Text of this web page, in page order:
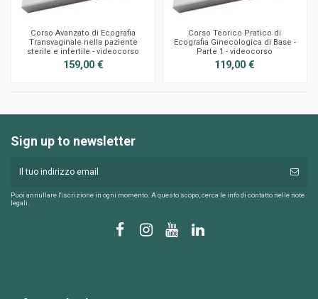
Corso Avanzato di Ecografia
Transvaginale nella paziente
sterile e infertile - videocorso
159,00 €
Corso Teorico Pratico di
Ecografia Ginecologica di Base -
Parte 1 - videocorso
119,00 €
Sign up to newsletter
Puoi annullare l'iscrizione in ogni momento. A questo scopo, cerca le info di contatto nelle note
legali.